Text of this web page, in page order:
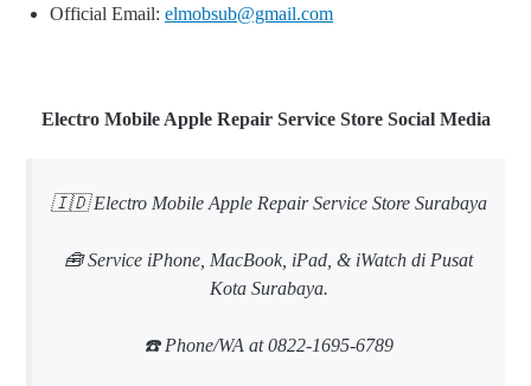
Official Email: elmobsub@gmail.com
Electro Mobile Apple Repair Service Store Social Media
🇮🇩 Electro Mobile Apple Repair Service Store Surabaya
🧰 Service iPhone, MacBook, iPad, & iWatch di Pusat
Kota Surabaya.
☎️ Phone/WA at 0822-1695-6789